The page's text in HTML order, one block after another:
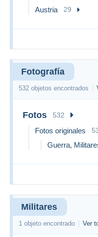
Austria 29
Fotografía
532 objetos encontrados
Fotos 532
Fotos originales
Guerra,
Militares
1 objeto encontrado Ver